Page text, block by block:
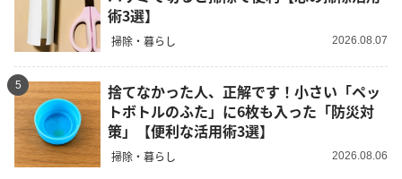
術3選】
掃除・暮らし 2026.08.07
5
捨てなかった人、正解です！小さい「ペッ
トボトルのふた」に6枚も入った「防災対
策」【便利な活用術3選】
掃除・暮らし 2026.08.06